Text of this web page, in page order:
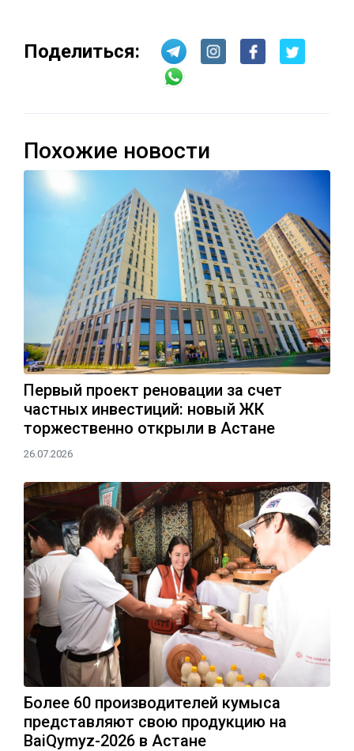
Поделиться:
Похожие новости
Первый проект реновации за счет
частных инвестиций: новый ЖК
торжественно открыли в Астане
26.07.2026
Более 60 производителей кумыса
представляют свою продукцию на
BaiQymyz-2026 в Астане